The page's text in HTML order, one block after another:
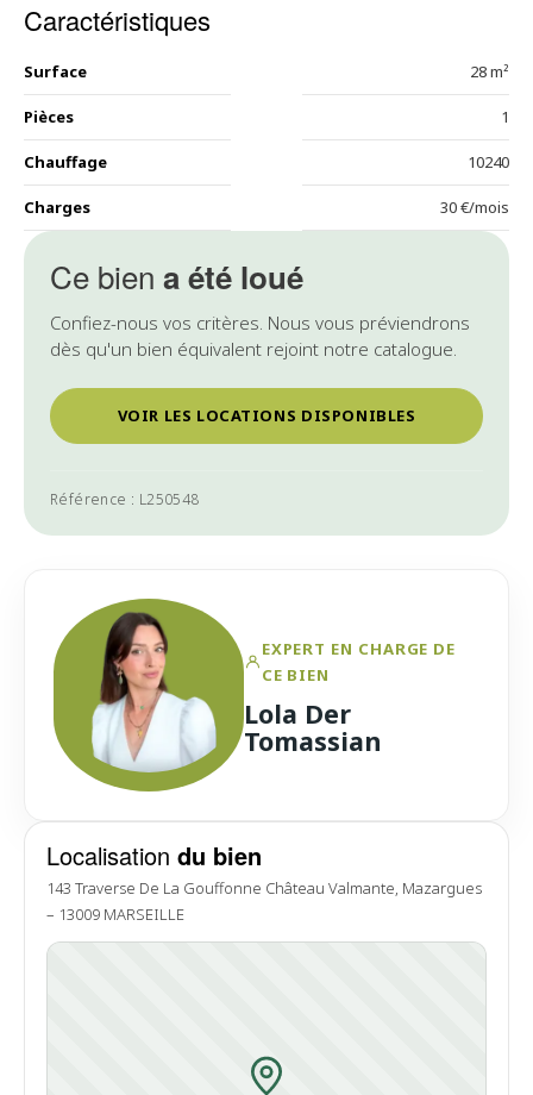
Ce bien a été loué
Confiez-nous vos critères. Nous vous préviendrons
dès qu'un bien équivalent rejoint notre catalogue.
VOIR LES LOCATIONS DISPONIBLES
Référence : L250548
Localisation du bien
143 Traverse De La Gouffonne Château Valmante, Mazargues
– 13009 MARSEILLE
Caractéristiques
Surface 28 m²
Pièces 1
Chauffage 10240
Charges 30 €/mois
EXPERT EN CHARGE DE
CE BIEN
Lola Der
Tomassian